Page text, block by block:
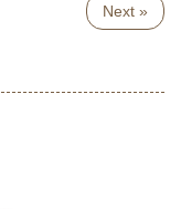
Next »